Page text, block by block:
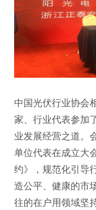
中国光伏行业协会
家、行业代表参加
业发展经营之道。
单位代表在成立大
约》，规范化引导
造公平、健康的市
往的在户用领域坚